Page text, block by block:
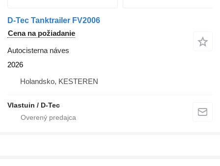
D-Tec Tanktrailer FV2006
Cena na požiadanie
Autocisterna náves
2026
Holandsko, KESTEREN
Vlastuin / D-Tec